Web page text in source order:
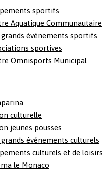
sportifs
Aquatique Communautaire
grands évènements sportifs
sportives
Omnisports Municipal
culturelle
jeunes pousses
grands événements culturels
culturels et de loisirs
le Monaco